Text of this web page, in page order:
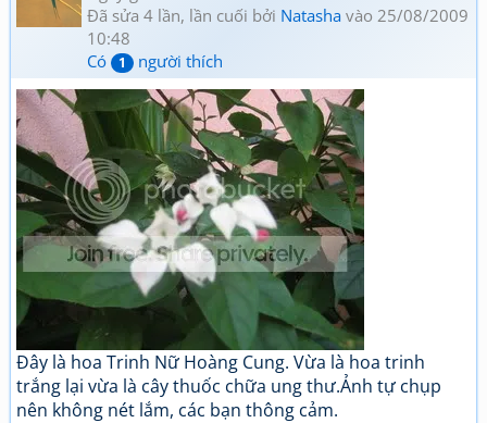
Đã sửa 4 lần, lần cuối bởi Natasha vào 25/08/2009
10:48
Có
1 người thích
Đây là hoa Trinh Nữ Hoàng Cung. Vừa là hoa trinh
trắng lại vừa là cây thuốc chữa ung thư.Ảnh tự chụp
nên không nét lắm, các bạn thông cảm.